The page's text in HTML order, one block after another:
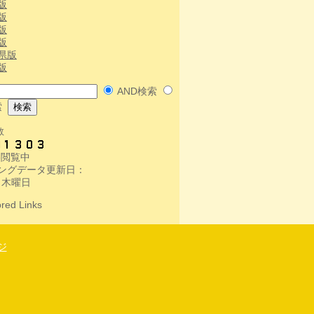
版
AND検索
覧中
グデータ更新日：
曜日
Links